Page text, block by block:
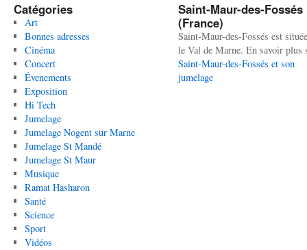
Catégories
Art
Bonnes adresses
Cinéma
Concert
Évenements
Exposition
Hi Tech
Jumelage
Jumelage Nogent sur Marne
Jumelage St Mandé
Jumelage St Maur
Musique
Ramat Hasharon
Santé
Science
Sport
Vidéos
Saint-Maur-des-Fossés
(France)
Saint-Maur-des-Fossés est
le Val de Marne. En savoir plus
Saint-Maur-des-Fossés et son
jumelage